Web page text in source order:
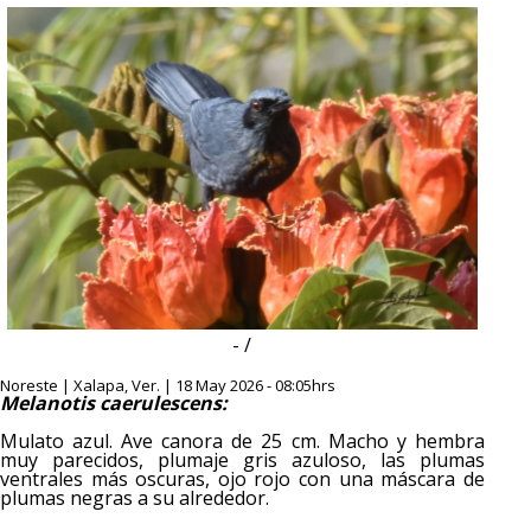
- /
Noreste | Xalapa, Ver. | 18 May 2026 - 08:05hrs
Melanotis caerulescens:
Mulato azul. Ave canora de 25 cm. Macho y hembra
muy parecidos, plumaje gris azuloso, las plumas
ventrales más oscuras, ojo rojo con una máscara de
plumas negras a su alrededor.